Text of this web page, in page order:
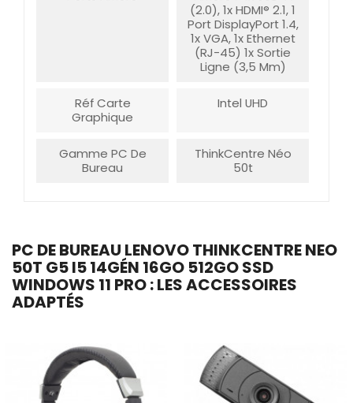
(2.0), 1x HDMI® 2.1, 1
Port DisplayPort 1.4,
1x VGA, 1x Ethernet
(RJ-45) 1x Sortie
Ligne (3,5 Mm)
Réf Carte
Graphique
Intel UHD
Gamme PC De
Bureau
ThinkCentre Néo
50t
PC DE BUREAU LENOVO THINKCENTRE NEO
50T G5 I5 14GÉN 16GO 512GO SSD
WINDOWS 11 PRO : LES ACCESSOIRES
ADAPTÉS